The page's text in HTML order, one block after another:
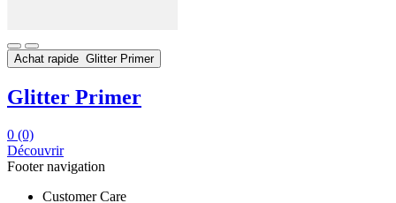
Achat rapide Glitter Primer
Glitter Primer
0 (0)
Découvrir
Footer navigation
Customer Care